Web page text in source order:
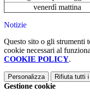
venerdì mattina
Notizie
Questo sito o gli strumenti
cookie necessari al
COOKIE POLICY.
Personalizza Rifiuta tutti i
Gestione cookie